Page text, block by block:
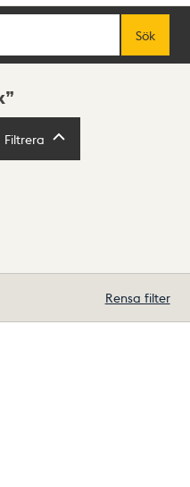
Sök
Filtrera
Rensa filter